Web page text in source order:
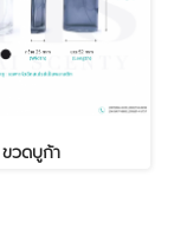
ขวดบูก้า